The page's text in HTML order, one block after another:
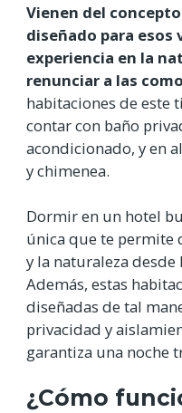
Vienen del
diseñado para esos
experiencia en la
renunciar a las
habitaciones de este
contar con baño
acondicionado, y en
y chimenea.
Dormir en un hotel
única que te
y la naturaleza
Además, estas
diseñadas de tal
privacidad y
garantiza una noche
¿Cómo